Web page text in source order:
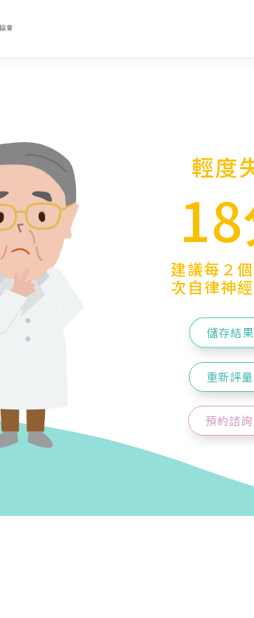
輕度
建議每２
次自律神
儲存結果
重新評量
預約諮詢